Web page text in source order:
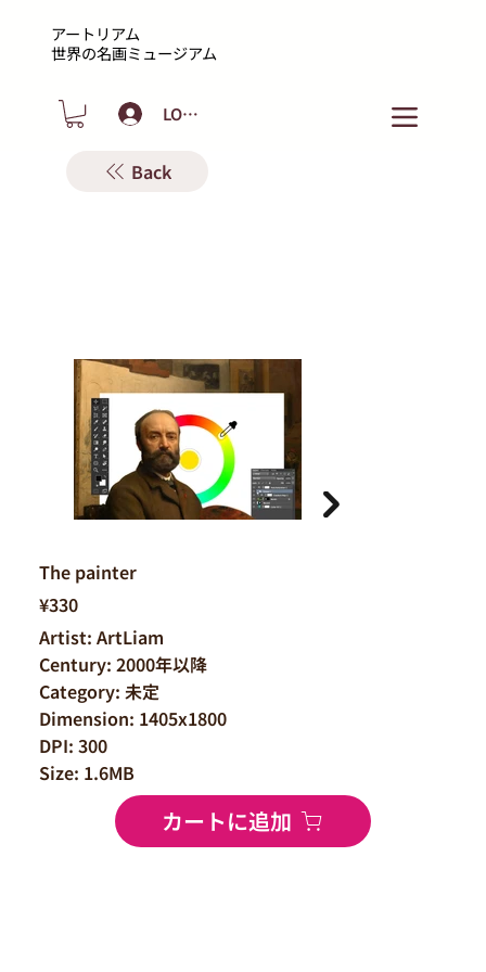
アートリアム
​世界の名画ミュージアム
LOGIN
Back
¥330
Artist: ArtLiam
Century: 2000年以降
Category: 未定
Dimension: 1405x1800
DPI: 300
Size: 1.6MB
カートに追加
The painter